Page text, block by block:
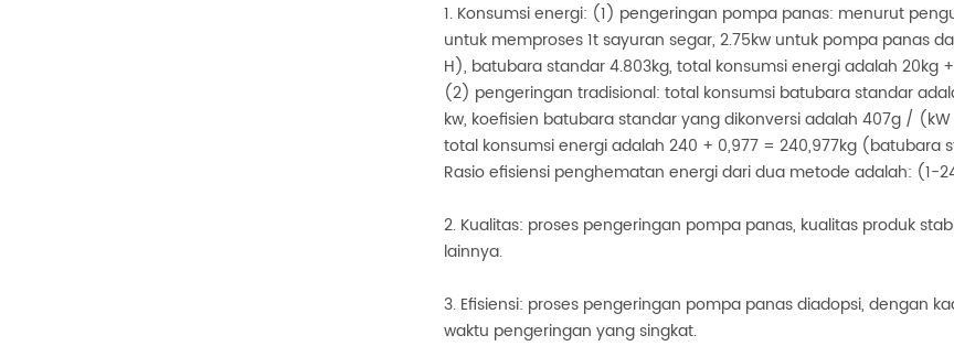
1. Konsumsi energi: (1) pengeringan pompa panas: menurut
untuk memproses 1t sayuran segar, 2.75kw untuk pompa panas
H), batubara standar 4.803kg, total konsumsi energi adalah
(2) pengeringan tradisional: total konsumsi batubara standar
kw, koefisien batubara standar yang dikonversi adalah 407g /
total konsumsi energi adalah 240 + 0,977 = 240,977kg (batubara
Rasio efisiensi penghematan energi dari dua metode adalah: (1-
2. Kualitas: proses pengeringan pompa panas, kualitas produk
lainnya.
3. Efisiensi: proses pengeringan pompa panas diadopsi, dengan
waktu pengeringan yang singkat.